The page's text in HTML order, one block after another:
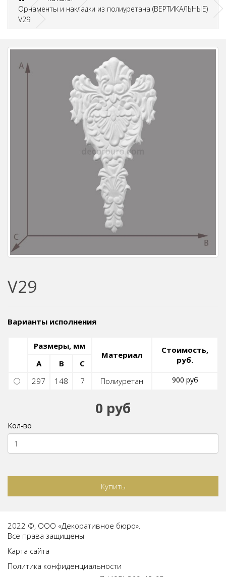
Орнаменты и накладки из полиуретана (ВЕРТИКАЛЬНЫЕ)
V29
V29
Варианты исполнения
Размеры, мм
Материал
Стоимость,
руб.
A B
C
297
148 7 Полиуретан 900 руб
0 руб
Кол-во
Купить
2022 ©, ООО «Декоративное бюро».
Все права защищены
Карта сайта
Политика конфиденциальности